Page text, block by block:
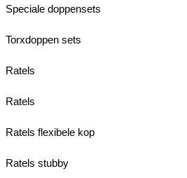
Speciale doppensets
Torxdoppen sets
Ratels
Ratels
Ratels flexibele kop
Ratels stubby